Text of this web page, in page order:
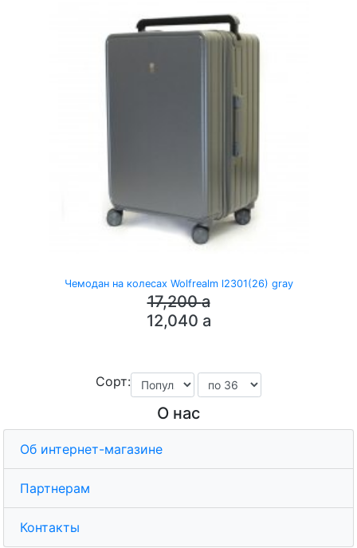
Чемодан на колесах Wolfrealm l2301(26) gray
17,200a
12,040 a
Сорт:
О нас
Об интернет-магазине
Партнерам
Контакты